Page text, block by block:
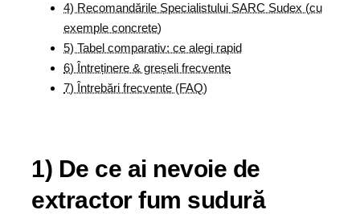
4) Recomandările Specialistului SARC Sudex (cu
exemple concrete)
5) Tabel comparativ: ce alegi rapid
6) Întreținere & greșeli frecvente
7) Întrebări frecvente (FAQ)
1) De ce ai nevoie de
extractor fum sudură